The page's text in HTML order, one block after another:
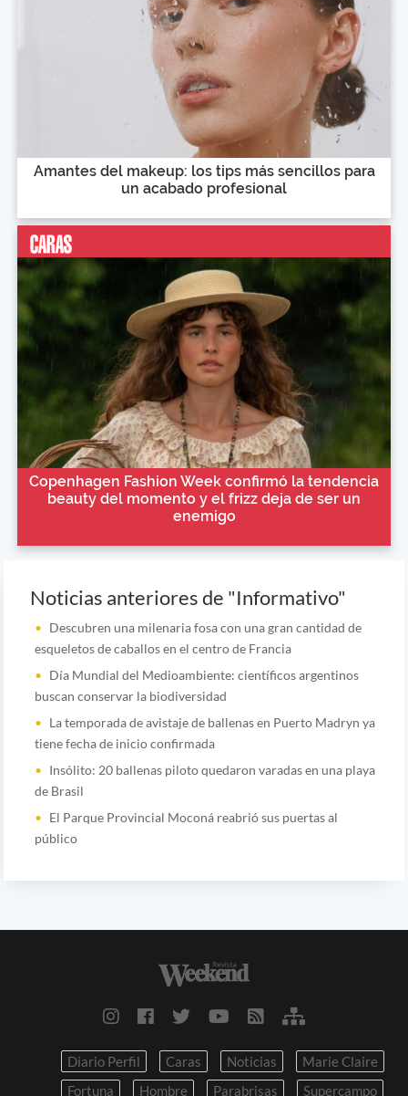
Amantes del makeup: los tips más sencillos para
un acabado profesional
Copenhagen Fashion Week confirmó la tendencia
beauty del momento y el frizz deja de ser un
enemigo
Noticias anteriores de "Informativo"
Descubren una milenaria fosa con una gran cantidad de
esqueletos de caballos en el centro de Francia
Día Mundial del Medioambiente: científicos argentinos
buscan conservar la biodiversidad
La temporada de avistaje de ballenas en Puerto Madryn ya
tiene fecha de inicio confirmada
Insólito: 20 ballenas piloto quedaron varadas en una playa
de Brasil
El Parque Provincial Moconá reabrió sus puertas al
público
Diario Perfil Caras Noticias
Marie Claire
Fortuna
Hombre Parabrisas Supercampo